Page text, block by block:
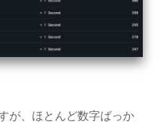
が、ほとんど数字ばっか